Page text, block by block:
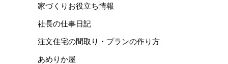
家づくりお役立ち情報
社長の仕事日記
注文住宅の間取り・プランの作り方
あめりか屋